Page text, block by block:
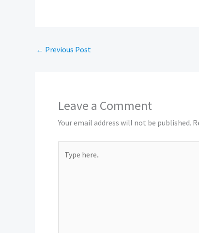
← Previous Post
Leave a Comment
Your email address will not be published.
here..